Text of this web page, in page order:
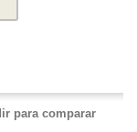
para comparar